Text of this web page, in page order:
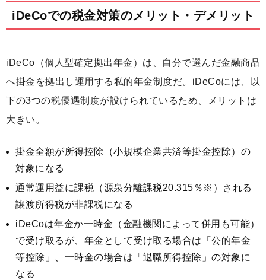
iDeCoでの税金対策のメリット・デメリット
iDeCo（個人型確定拠出年金）は、自分で選んだ金融商品
へ掛金を拠出し運用する私的年金制度だ。iDeCoには、以
下の3つの税優遇制度が設けられているため、メリットは
大きい。
掛金全額が所得控除（小規模企業共済等掛金控除）の
対象になる
通常運用益に課税（源泉分離課税20.315％※）される
譲渡所得税が非課税になる
iDeCoは年金か一時金（金融機関によって併用も可能）
で受け取るが、年金として受け取る場合は「公的年金
等控除」、一時金の場合は「退職所得控除」の対象に
なる